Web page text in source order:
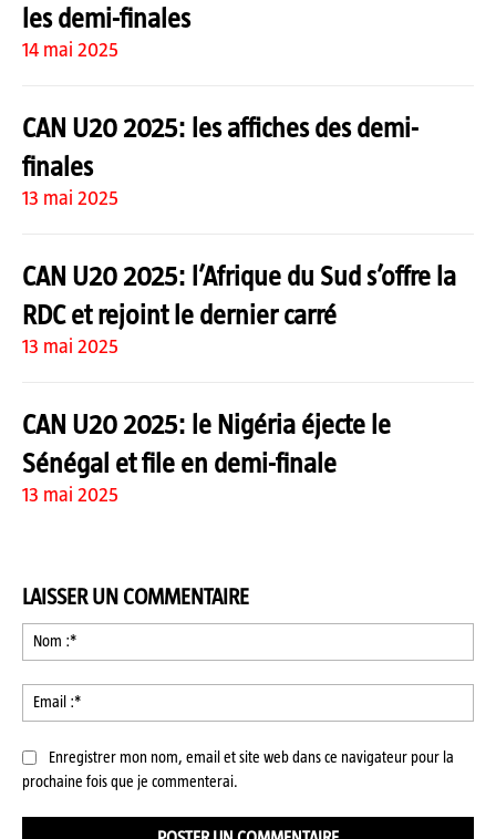
les demi-finales
14 mai 2025
CAN U20 2025: les affiches des demi-
finales
13 mai 2025
CAN U20 2025: l’Afrique du Sud s’offre la
RDC et rejoint le dernier carré
13 mai 2025
CAN U20 2025: le Nigéria éjecte le
Sénégal et file en demi-finale
13 mai 2025
LAISSER UN COMMENTAIRE
Enregistrer mon nom, email et site web dans ce navigateur pour la
prochaine fois que je commenterai.